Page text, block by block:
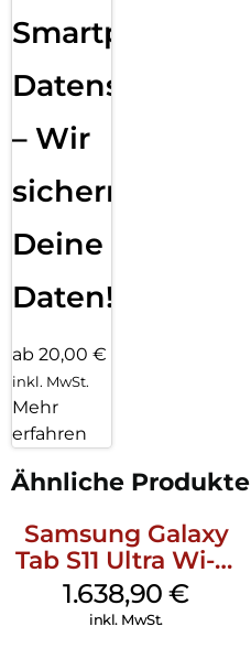
Smartphone
Datensicherung
– Wir
sichern
Deine
Daten!
ab 20,00 €
inkl. MwSt.
Mehr
erfahren
Ähnliche Produkte
Samsung Galaxy
Tab S11 Ultra Wi-Fi
512 GB Gray
1.638,90€
inkl. MwSt.